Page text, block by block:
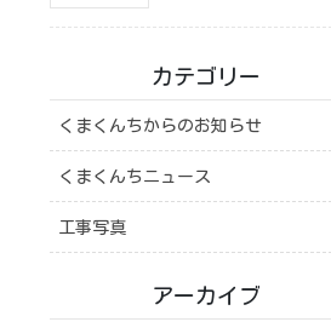
カテゴリー
くまくんちからのお知らせ
くまくんちニュース
工事写真
アーカイブ